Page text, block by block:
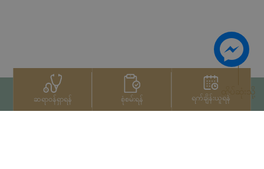
ဆရာဝန်ရှာရန် စုံစမ်းရန် ရက်ချိန်းယူရန်ထိပ်ဆုံးသို့